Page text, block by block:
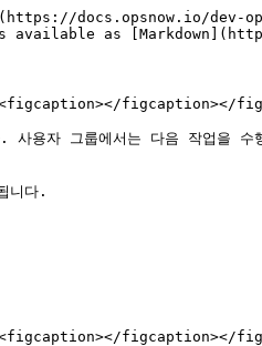
docs.opsnow.io/dev-
as
figcaption></
용자 그룹에서는 다음 작업을 수
니다.
figcaption></